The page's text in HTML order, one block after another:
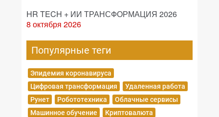
HR TECH + ИИ ТРАНСФОРМАЦИЯ 2026
8 октября 2026
Популярные теги
Эпидемия коронавируса
Цифровая трансформация
Удаленная работа
Рунет
Робототехника
Облачные сервисы
Машинное обучение
Криптовалюта